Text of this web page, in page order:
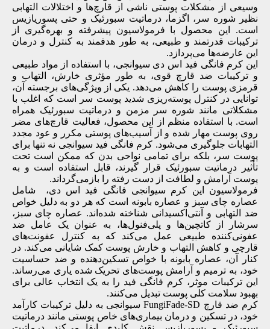
وسیعی از مشکلات پوستی ناشی از قارچ‌ها و اختلالات التهابی
نظیر شوره سر، اگزما، درماتیت سبورئیک و حتی پسوریازیس
است. این محصول با فرمولاسیون پیشرفته و بهره‌گیری از
ترکیبات قدرتمند و طبیعی، به طور هدفمند به کنترل و درمان
این عارضه‌ها می‌پردازد.
این کرم فانگی فید اس دی سیوانجی، با استفاده از مواد طبیعی
و ترکیبات ضد قارچ قوی، به طور مؤثری خارش، التهاب و
قرمزی پوست را کاهش می‌دهد. یکی از ویژگی‌های برجسته آن،
توانایی در کنترل پوسته‌ریزی شدید پوست سر است که اغلب با
مشکلاتی مانند شوره سر مزمن و درماتیت سبورئیک همراه
است. با استفاده منظم از این محصول، فعالیت قارچ‌های مضر
روی پوست مهار شده و از آسیب‌های پوستی مکرر و عود مجدد
التهابات جلوگیری می‌شود. کرم فانگی فید سیوانجی نه تنها برای
پوست سر، بلکه برای تمامی نواحی بدن که ممکن است تحت
تأثیر درماتیت سبورئیک قرار گیرند، قابل استفاده است و به
پوست آرامش و لطافت از دست رفته را بازمی‌گرداند.
فرمولاسیون این کرم سیوانجی فانگی فید اس دی، شامل
عصاره چای سبز و عصاره بابونه است که هر دو به دلیل خواص
ضد التهابی و آنتی‌اکسیدانی شناخته شده‌اند. عصاره چای سبز،
سرشار از کاتچین‌ها و پلی‌فنول‌ها، به عنوان یک عامل ضد
عفونی‌کننده طبیعی عمل می‌کند که به کنترل عفونت‌های
قارچی و کاهش التهاب و خارش پوست کمک شایانی می‌کند. در
کنار آن، عصاره بابونه با خواص تسکین‌دهنده و ضد حساسیت
خود، به ترمیم و آرامش پوست‌های تحریک شده یاری می‌رساند.
این ترکیبات موثر، کرم فانگی فید را به یک انتخاب عالی برای
بهبود سلامت کلی پوست تبدیل می‌کنند.
کرم ضد قارچ FungiFade-SD سیوانجی به دلیل ترکیبات کارآمد
خود، در تسکین و درمان بیماری‌های خاص پوستی مانند درماتیت